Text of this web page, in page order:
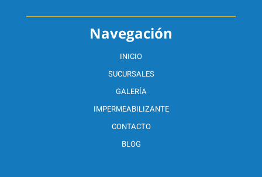
Navegación
INICIO
SUCURSALES
GALERÍA
IMPERMEABILIZANTE
CONTACTO
BLOG